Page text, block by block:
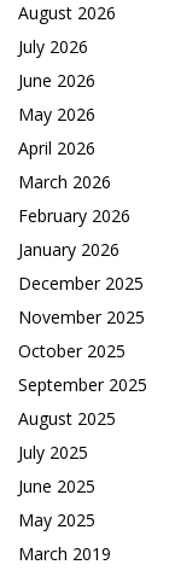
August 2026
July 2026
June 2026
May 2026
April 2026
March 2026
February 2026
January 2026
December 2025
November 2025
October 2025
September 2025
August 2025
July 2025
June 2025
May 2025
March 2019